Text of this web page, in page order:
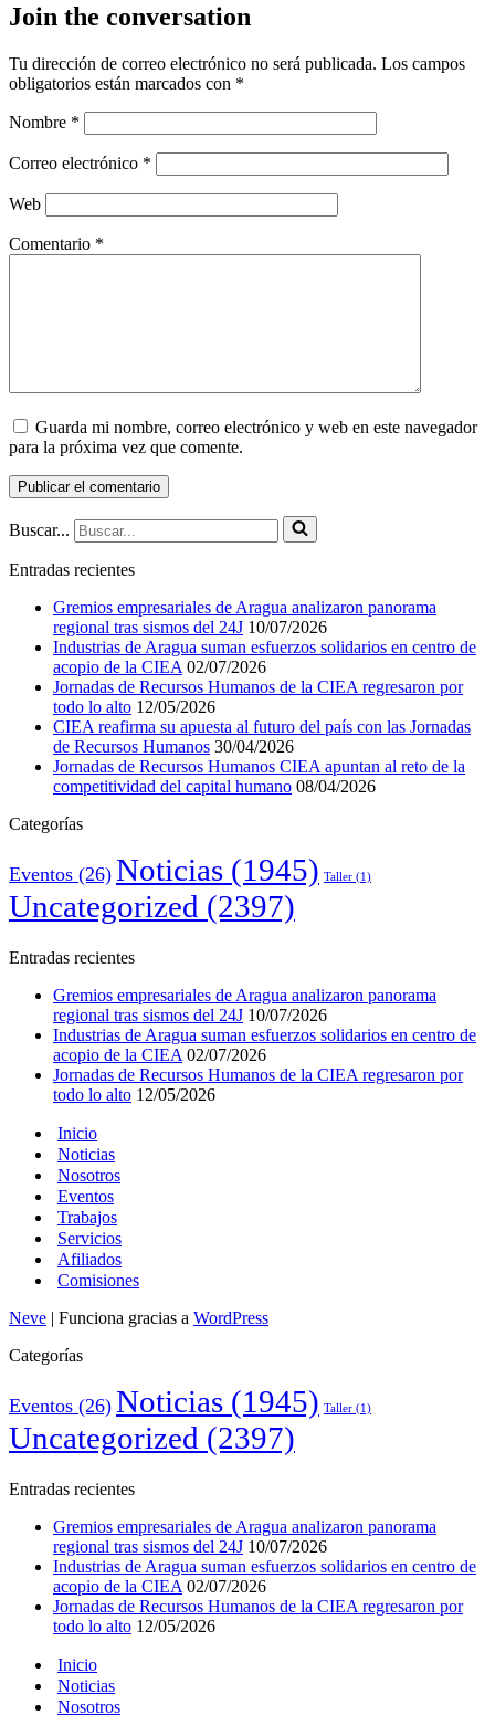
Join the conversation
Tu dirección de correo electrónico no será publicada. Los campos
obligatorios están marcados con *
Nombre *
Correo electrónico *
Web
Comentario *
Guarda mi nombre, correo electrónico y web en este navegador
para la próxima vez que comente.
Buscar...
Entradas recientes
Gremios empresariales de Aragua analizaron panorama
regional tras sismos del 24J 10/07/2026
Industrias de Aragua suman esfuerzos solidarios en centro de
acopio de la CIEA 02/07/2026
Jornadas de Recursos Humanos de la CIEA regresaron por
todo lo alto 12/05/2026
CIEA reafirma su apuesta al futuro del país con las Jornadas
de Recursos Humanos 30/04/2026
Jornadas de Recursos Humanos CIEA apuntan al reto de la
competitividad del capital humano 08/04/2026
Categorías
Eventos (26) Noticias (1945) Taller (1)
Uncategorized (2397)
Entradas recientes
Gremios empresariales de Aragua analizaron panorama
regional tras sismos del 24J 10/07/2026
Industrias de Aragua suman esfuerzos solidarios en centro de
acopio de la CIEA 02/07/2026
Jornadas de Recursos Humanos de la CIEA regresaron por
todo lo alto 12/05/2026
Inicio
Noticias
Nosotros
Eventos
Trabajos
Servicios
Afiliados
Comisiones
Neve | Funciona gracias a WordPress
Categorías
Eventos (26) Noticias (1945) Taller (1)
Uncategorized (2397)
Entradas recientes
Gremios empresariales de Aragua analizaron panorama
regional tras sismos del 24J 10/07/2026
Industrias de Aragua suman esfuerzos solidarios en centro de
acopio de la CIEA 02/07/2026
Jornadas de Recursos Humanos de la CIEA regresaron por
todo lo alto 12/05/2026
Inicio
Noticias
Nosotros